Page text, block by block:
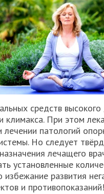
средств высокого
климакса. При этом
лечении патологий
Но следует
лечащего
установленные
развития
и противопоказаний!